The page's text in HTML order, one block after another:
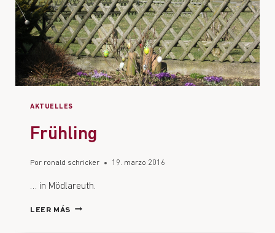
AKTUELLES
Frühling
Por ronald schricker 19. marzo 2016
… in Mödlareuth.
LEER MÁS